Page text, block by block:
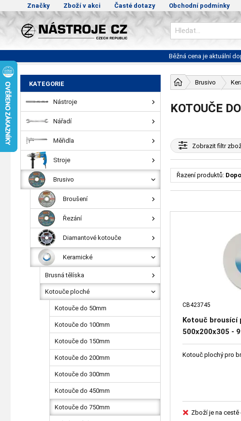
Značky Zboží v akci Časté dotazy Obchodní podmínky
Běžná cena je aktuální
Brusivo
KOTOUČE
Zobrazitfiltr
Řazení produktů:
CB423745
Kotouč brousící
500x200x305 -
41651-1510
Kotouč plochý pro
Zboží je na
KATEGORIE
Nástroje
Nářadí
Měřidla
Stroje
Brusivo
Broušení
Řezání
Diamantové kotouče
Keramické
Brusná tělíska
Kotouče ploché
Kotouče do 50mm
Kotouče do 100mm
Kotouče do 150mm
Kotouče do 200mm
Kotouče do 300mm
Kotouče do 450mm
Kotouče do 750mm